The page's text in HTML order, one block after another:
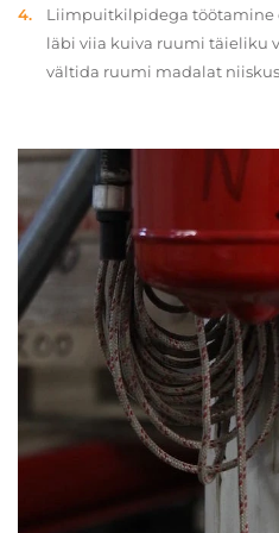
Liimpuitkilpidega töötamine
läbi viia kuiva ruumi täieliku
vältida ruumi madalat